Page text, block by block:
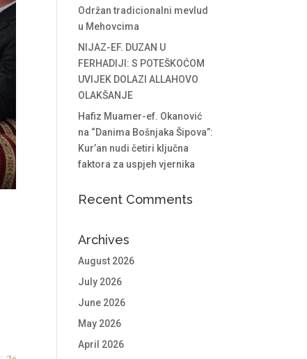
Održan tradicionalni mevlud
u Mehovcima
NIJAZ-EF. DUZAN U
FERHADIJI: S POTEŠKOĆOM
UVIJEK DOLAZI ALLAHOVO
OLAKŠANJE
Hafiz Muamer-ef. Okanović
na “Danima Bošnjaka Šipova”:
Kur’an nudi četiri ključna
faktora za uspjeh vjernika
Recent Comments
Archives
August 2026
July 2026
June 2026
May 2026
April 2026